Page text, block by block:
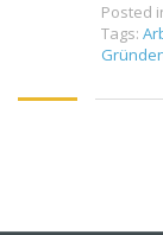
Posted
Tags: